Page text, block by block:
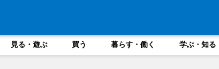
見る・遊ぶ 買う 暮らす・働く 学ぶ・知る